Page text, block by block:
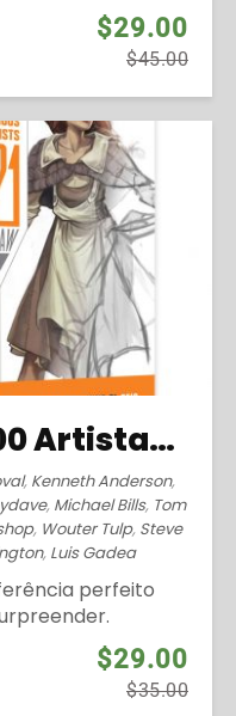
$29.00
$45.00
Aprenda com 100 Artistas Famosos (2014)
, Kenneth Anderson,
, Michael Bills, Tom
, Wouter Tulp, Steve
, Luis Gadea
perfeito
$29.00
$35.00